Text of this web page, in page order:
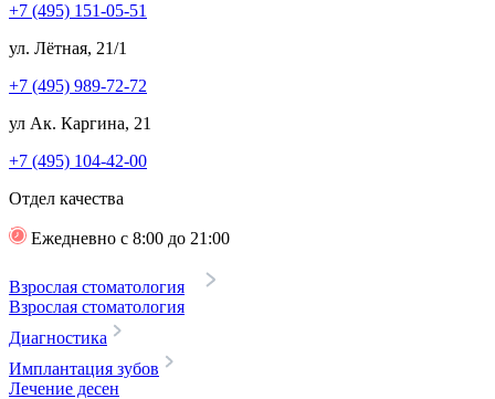
+7 (495) 151-05-51
ул. Лётная, 21/1
+7 (495) 989-72-72
ул Ак. Каргина, 21
+7 (495) 104-42-00
Отдел качества
Ежедневно с 8:00 до 21:00
Взрослая стоматология
Взрослая стоматология
Диагностика
Имплантация зубов
Лечение десен